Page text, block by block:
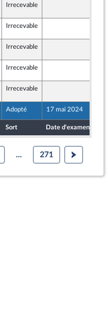
Irrecevable
Irrecevable
Irrecevable
Irrecevable
Irrecevable
Adopté 17 mai 2024
Sort Date d'examen
... 271